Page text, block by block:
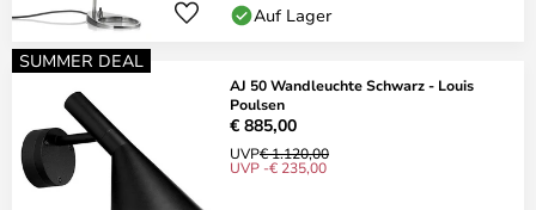
Auf Lager
SUMMER DEAL
AJ 50 Wandleuchte Schwarz - Louis
Poulsen
€ 885,00
UVP€ 1.120,00
UVP -€ 235,00